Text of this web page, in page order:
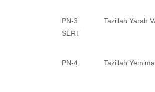
PN-3 Tazillah Yarah
SERT
PN-4 Tazillah Yemima